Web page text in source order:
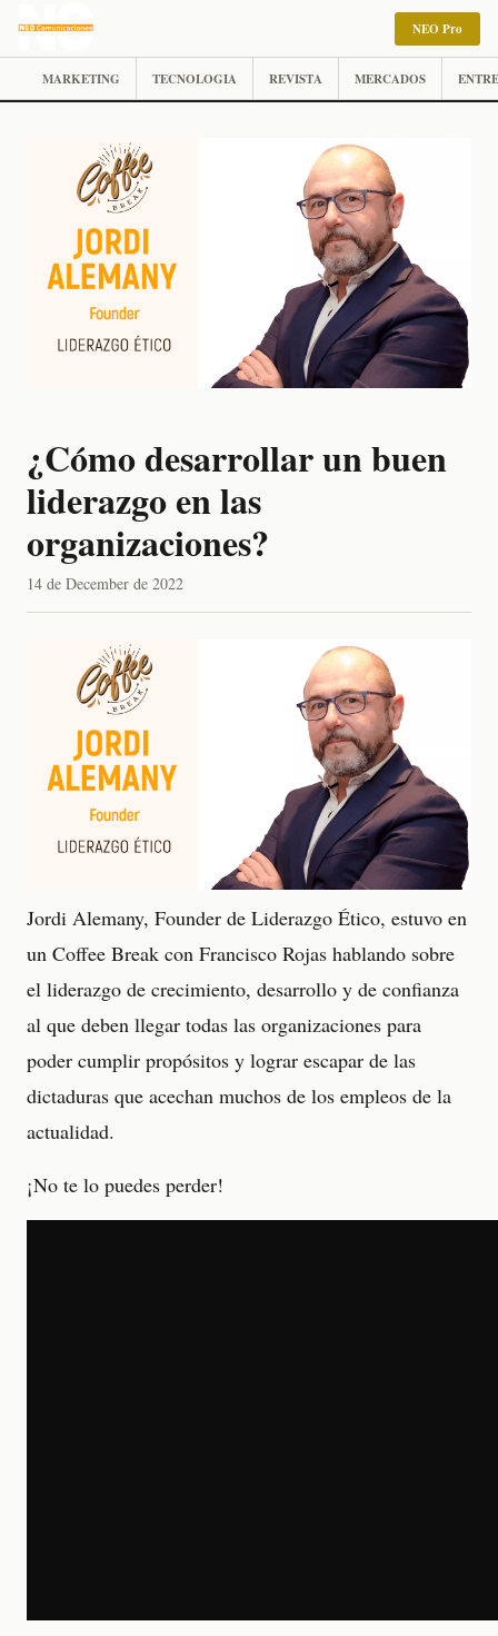
NEO Pro
MARKETING TECNOLOGIA REVISTA MERCADOS
¿Cómo desarrollar un buen
liderazgo en las
organizaciones?
14 de December de 2022
Jordi Alemany, Founder de Liderazgo Ético, estuvo en
un Coffee Break con Francisco Rojas hablando sobre
el liderazgo de crecimiento, desarrollo y de confianza
al que deben llegar todas las organizaciones para
poder cumplir propósitos y lograr escapar de las
dictaduras que acechan muchos de los empleos de la
actualidad.
¡No te lo puedes perder!